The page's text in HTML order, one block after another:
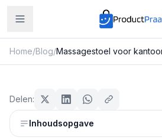
Home/Blog/Massagestoel voor
Massagestoel voor
Redactie ProductPraat
Delen:
Inhoudsopgave